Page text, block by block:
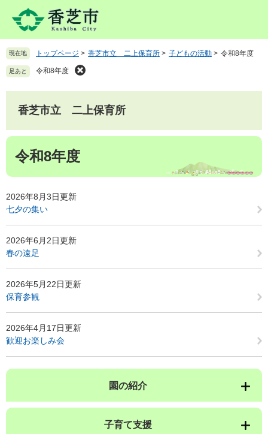
先
頭
す
を
飛
し
文
現在地 トップページ > 香芝市立 二上保育所 > 子どもの活動 > 令和8年度
足あと 令和8年度
香芝市立 二上保育所
本
令和8年度
2026年8月3日更新
七夕の集い
2026年6月2日更新
春の遠足
2026年5月22日更新
保育参観
2026年4月17日更新
歓迎お楽しみ会
園の紹介
子育て支援